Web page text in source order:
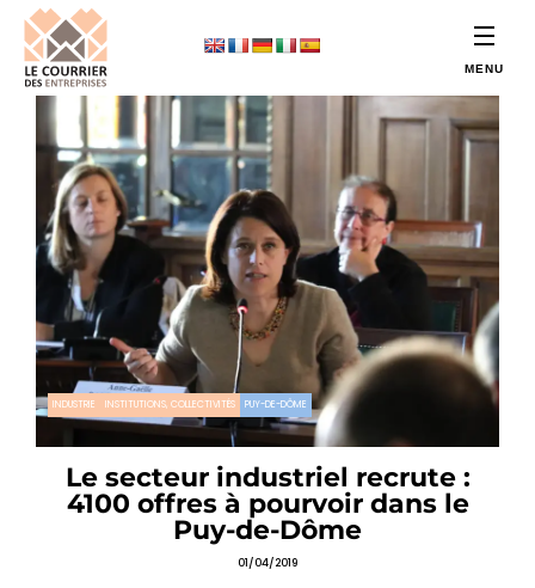
INDUSTRIE INSTITUTIONS, COLLECTIVITÉS PUY-DE-DÔME
Le secteur industriel recrute :
4100 offres à pourvoir dans le
Puy-de-Dôme
01/04/2019